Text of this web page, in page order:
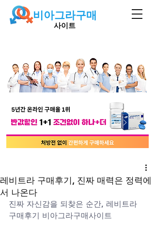
비아그라구매
사이트
레비트라 구매후기, 진짜 매력은 정력에
서 나온다
진짜 자신감을 되찾은 순간, 레비트라
구매후기 비아그라구매사이트